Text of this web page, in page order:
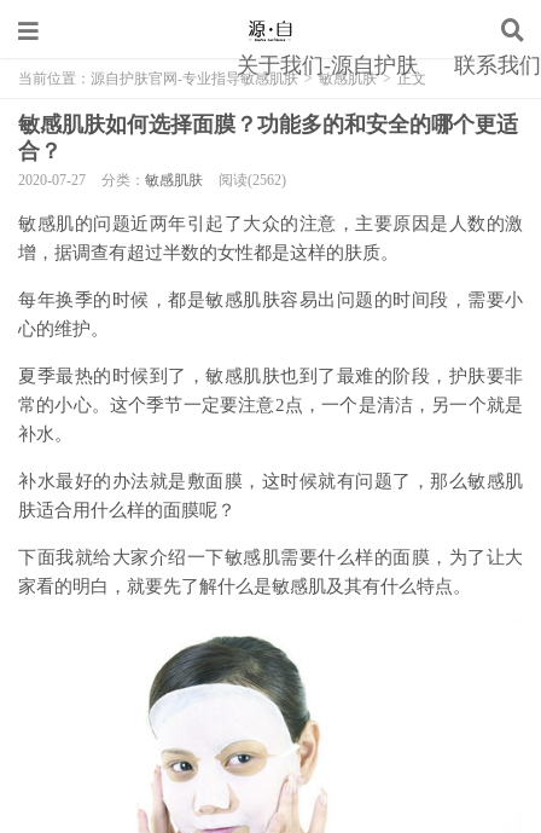
关于我们-源自护肤 联系我们
当前位置： 源自护肤官网-专业指导敏感肌肤 > 敏感肌肤 > 正文
敏感肌肤如何选择面膜？功能多的和安全的哪个更适
合？
2020-07-27 分类： 敏感肌肤 阅读(2562)
敏感肌的问题近两年引起了大众的注意，主要原因是人数的激
增，据调查有超过半数的女性都是这样的肤质。
每年换季的时候，都是敏感肌肤容易出问题的时间段，需要小
心的维护。
夏季最热的时候到了，敏感肌肤也到了最难的阶段，护肤要非
常的小心。这个季节一定要注意2点，一个是清洁，另一个就是
补水。
补水最好的办法就是敷面膜，这时候就有问题了，那么敏感肌
肤适合用什么样的面膜呢？
下面我就给大家介绍一下敏感肌需要什么样的面膜，为了让大
家看的明白，就要先了解什么是敏感肌及其有什么特点。